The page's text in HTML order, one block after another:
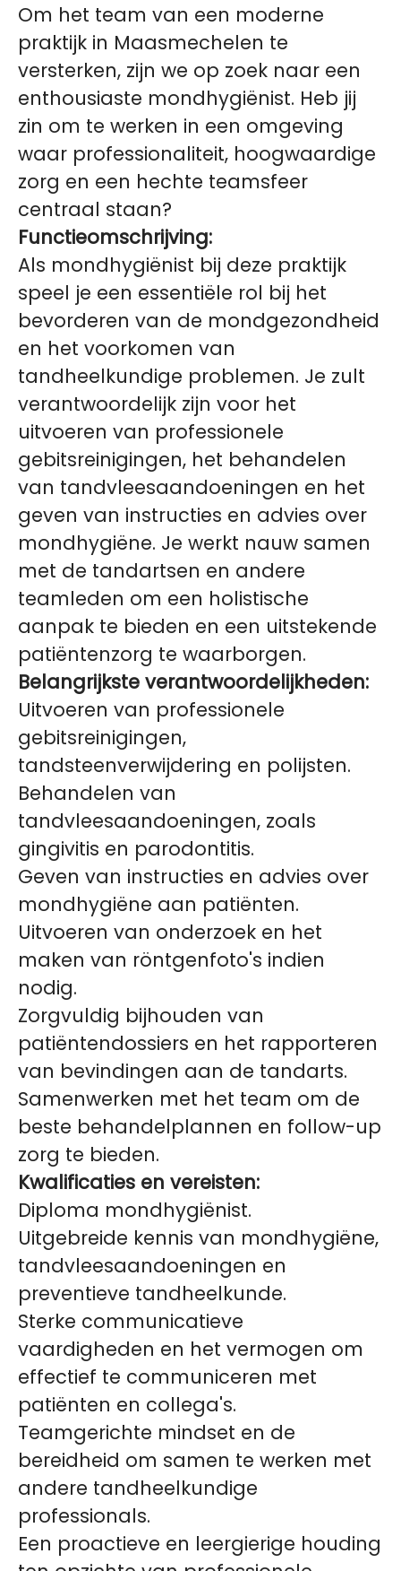
Om het team van een moderne
praktijk in Maasmechelen te
versterken, zijn we op zoek naar een
enthousiaste mondhygiënist. Heb jij
zin om te werken in een omgeving
waar professionaliteit, hoogwaardige
zorg en een hechte teamsfeer
centraal staan?
Functieomschrijving:
Als mondhygiënist bij deze praktijk
speel je een essentiële rol bij het
bevorderen van de mondgezondheid
en het voorkomen van
tandheelkundige problemen. Je zult
verantwoordelijk zijn voor het
uitvoeren van professionele
gebitsreinigingen, het behandelen
van tandvleesaandoeningen en het
geven van instructies en advies over
mondhygiëne. Je werkt nauw samen
met de tandartsen en andere
teamleden om een holistische
aanpak te bieden en een uitstekende
patiëntenzorg te waarborgen.
Belangrijkste verantwoordelijkheden:
Uitvoeren van professionele
gebitsreinigingen,
tandsteenverwijdering en polijsten.
Behandelen van
tandvleesaandoeningen, zoals
gingivitis en parodontitis.
Geven van instructies en advies over
mondhygiëne aan patiënten.
Uitvoeren van onderzoek en het
maken van röntgenfoto's indien
nodig.
Zorgvuldig bijhouden van
patiëntendossiers en het rapporteren
van bevindingen aan de tandarts.
Samenwerken met het team om de
beste behandelplannen en follow-up
zorg te bieden.
Kwalificaties en vereisten:
Diploma mondhygiënist.
Uitgebreide kennis van mondhygiëne,
tandvleesaandoeningen en
preventieve tandheelkunde.
Sterke communicatieve
vaardigheden en het vermogen om
effectief te communiceren met
patiënten en collega's.
Teamgerichte mindset en de
bereidheid om samen te werken met
andere tandheelkundige
professionals.
Een proactieve en leergierige houding